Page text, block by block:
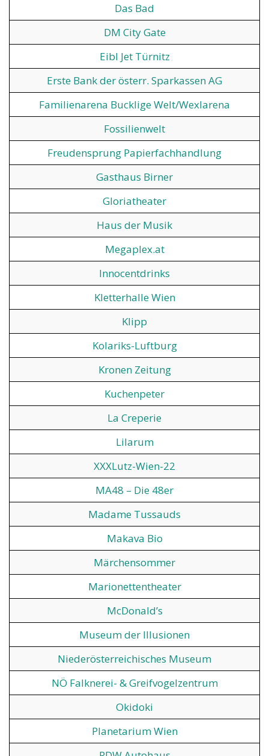
Das Bad
DM City Gate
Eibl Jet Türnitz
Erste Bank der österr. Sparkassen AG
Familienarena Bucklige Welt/Wexlarena
Fossilienwelt
Freudensprung Papierfachhandlung
Gasthaus Birner
Gloriatheater
Haus der Musik
Megaplex.at
Innocentdrinks
Kletterhalle Wien
Klipp
Kolariks-Luftburg
Kronen Zeitung
Kuchenpeter
La Creperie
Lilarum
XXXLutz-Wien-22
MA48 – Die 48er
Madame Tussauds
Makava Bio
Märchensommer
Marionettentheater
McDonald’s
Museum der Illusionen
Niederösterreichisches Museum
NÖ Falknerei- & Greifvogelzentrum
Okidoki
Planetarium Wien